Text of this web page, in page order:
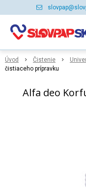
Úvod Čistenie
čistiaceho prípravku
Alfa deo